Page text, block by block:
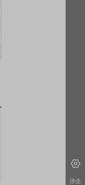
涉企